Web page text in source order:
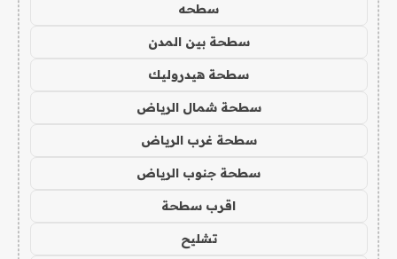
سطحه
سطحة بين المدن
سطحة هيدروليك
سطحة شمال الرياض
سطحة غرب الرياض
سطحة جنوب الرياض
اقرب سطحة
تشليح